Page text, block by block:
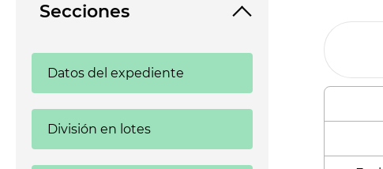
Secciones
Datos del expediente
División en lotes